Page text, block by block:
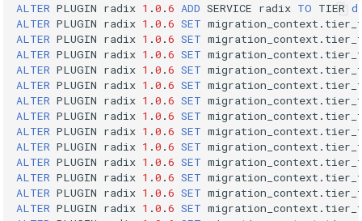
unlink
Хэш-команды
hdel
hexists
hget
ALTER PLUGIN radix 1 .0 .6 ADD SERVICE radix TO TIER
ALTER PLUGIN radix 1 .0 .6 SET migration_context .
ALTER PLUGIN radix 1 .0 .6 SET migration_context .
ALTER PLUGIN radix 1 .0 .6 SET migration_context .
ALTER PLUGIN radix 1 .0 .6 SET migration_context .
ALTER PLUGIN radix 1 .0 .6 SET migration_context .
ALTER PLUGIN radix 1 .0 .6 SET migration_context .
ALTER PLUGIN radix 1 .0 .6 SET migration_context .
ALTER PLUGIN radix 1 .0 .6 SET migration_context .
ALTER PLUGIN radix 1 .0 .6 SET migration_context .
ALTER PLUGIN radix 1 .0 .6 SET migration_context .
ALTER PLUGIN radix 1 .0 .6 SET migration_context .
ALTER PLUGIN radix 1 .0 .6 SET migration_context .
ALTER PLUGIN radix 1 .0 .6 SET migration_context .